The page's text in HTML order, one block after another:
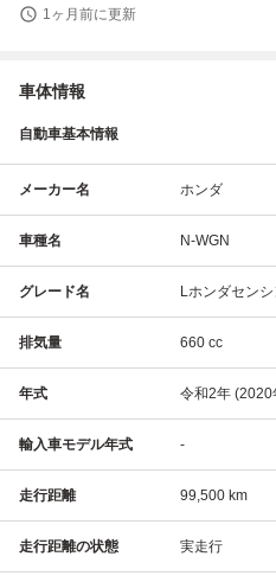
1ヶ月前に更新
車体情報
自動車基本情報
メーカー名 ホンダ
車種名 N-WGN
グレード名 Lホンダセン
排気量 660 cc
年式 令和2年 (2020
輸入車モデル年式 -
走行距離 99,500 km
走行距離の状態 実走行